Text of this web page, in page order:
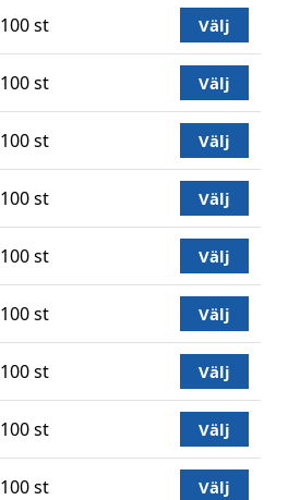
100 st Välj
100 st Välj
100 st Välj
100 st Välj
100 st Välj
100 st Välj
100 st Välj
100 st Välj
100 st Välj